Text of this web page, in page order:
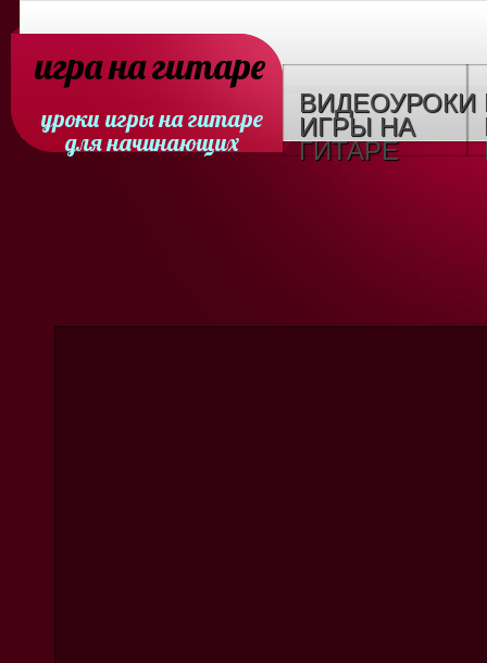
игра на гитаре
уроки игры на гитаре
для начинающих
ВИДЕОУРОКИ
ИГРЫ НА
ГИТАРЕ